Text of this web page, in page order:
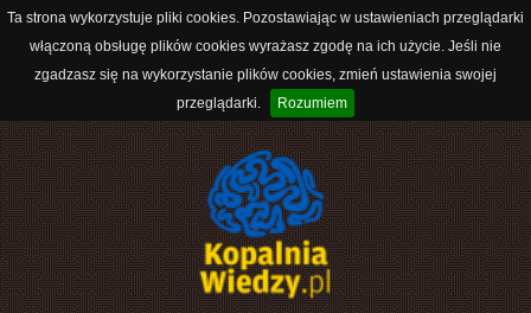
Ta strona wykorzystuje pliki cookies. Pozostawiając w ustawieniach przeglądarki
włączoną obsługę plików cookies wyrażasz zgodę na ich użycie. Jeśli nie
zgadzasz się na wykorzystanie plików cookies, zmień ustawienia swojej
przeglądarki.
Rozumiem